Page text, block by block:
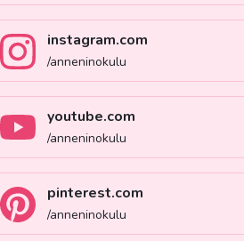
instagram.com
/anneninokulu
youtube.com
/anneninokulu
pinterest.com
/anneninokulu